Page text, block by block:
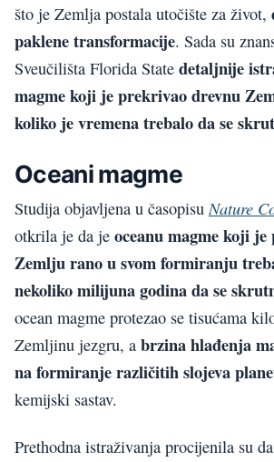
što je Zemlja postala utočište za život,
paklene transformacije. Sada su
Sveučilišta Florida State detaljnije
magme koji je prekrivao drevnu
koliko je vremena trebalo da se
Oceani magme
Studija objavljena u časopisu Nature
otkrila je da je oceanu magme koji
Zemlju rano u svom formiranju
nekoliko milijuna godina da se
ocean magme protezao se tisućama
Zemljinu jezgru, a brzina hlađenja
na formiranje različitih slojeva
kemijski sastav.
Prethodna istraživanja procijenila su